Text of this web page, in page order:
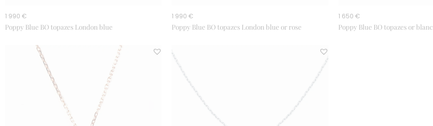
Poppy Blue BO topazes London blue
1 990 €
Poppy Blue BO topazes London blue or rose
1 990 €
Poppy Blue BO topazes or blanc
1 650 €